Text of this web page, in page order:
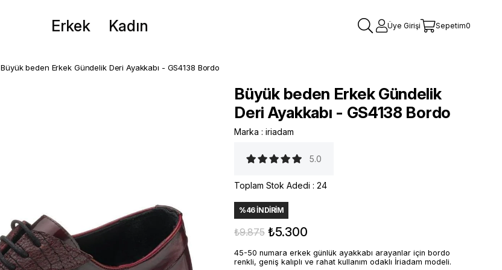
Erkek Kadın Üye Girişi Sepetim0
Büyük beden Erkek Gündelik Deri Ayakkabı - GS4138 Bordo
Büyük beden Erkek Gündelik
Deri Ayakkabı - GS4138 Bordo
Marka : iriadam
5.0
Toplam Stok Adedi : 24
%46İNDIRIM
₺9.875 ₺5.300
45-50 numara erkek günlük ayakkabı arayanlar için bordo
renkli, geniş kalıplı ve rahat kullanım odaklı İriadam modeli.